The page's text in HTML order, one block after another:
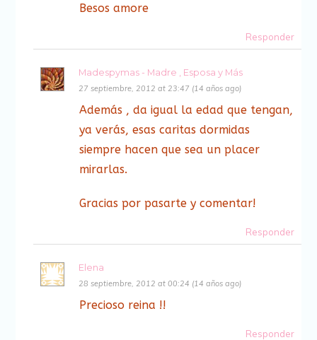
Besos amore
Responder
Madespymas - Madre , Esposa y Más
27 septiembre, 2012 at 23:47 (14 años ago)
Además , da igual la edad que tengan,
ya verás, esas caritas dormidas
siempre hacen que sea un placer
mirarlas.
Gracias por pasarte y comentar!
Responder
Elena
28 septiembre, 2012 at 00:24 (14 años ago)
Precioso reina !!
Responder